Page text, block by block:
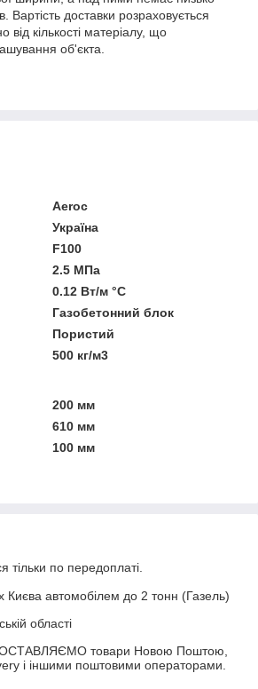
Вартість доставки розраховується
від кількості матеріалу, що
об'єкта.
Aeroc
Україна
F100
2.5 МПа
0.12 Вт/м °С
Газобетонний блок
Пористий
500 кг/м3
200 мм
610 мм
100 мм
тільки по передоплаті.
Києва автомобілем до 2 тонн (Газель)
області
товари Новою Поштою,
і іншими поштовими операторами.